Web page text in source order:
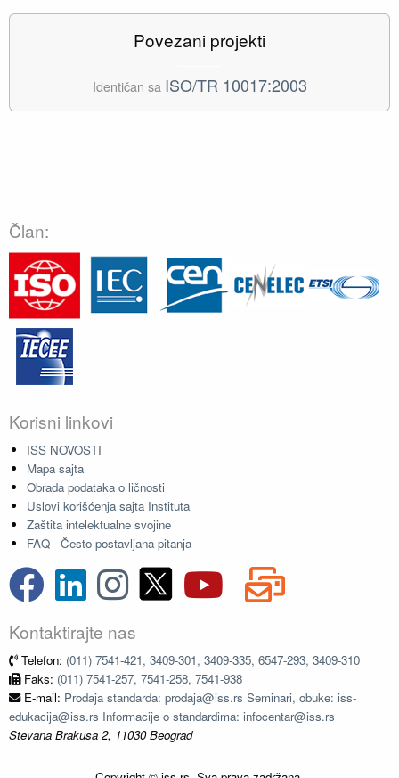
Povezani projekti
Identičan sa ISO/TR 10017:2003
Član:
Korisni linkovi
ISS NOVOSTI
Mapa sajta
Obrada podataka o ličnosti
Uslovi korišćenja sajta Instituta
Zaštita intelektualne svojine
FAQ - Često postavljana pitanja
Kontaktirajte nas
Telefon: (011) 7541-421, 3409-301, 3409-335, 6547-293, 3409-310
Faks: (011) 7541-257, 7541-258, 7541-938
E-mail: Prodaja standarda: prodaja@iss.rs Seminari, obuke: iss-
edukacija@iss.rs Informacije o standardima: infocentar@iss.rs
Stevana Brakusa 2, 11030 Beograd